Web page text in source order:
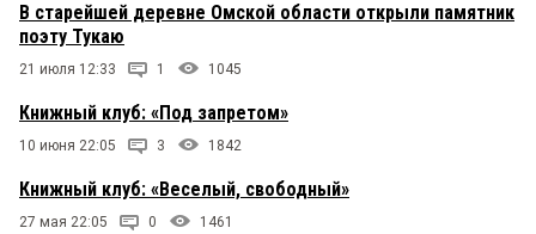
В старейшей деревне Омской области открыли памятник
поэту Тукаю
21 июля 12:33 1 1045
Книжный клуб: «Под запретом»
10 июня 22:05 3 1842
Книжный клуб: «Веселый, свободный»
27 мая 22:05 0 1461